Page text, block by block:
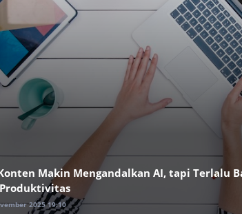
Makin Mengandalkan AI, tapi Terlalu
2025 19:10